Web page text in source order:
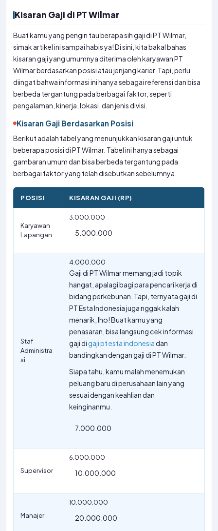
Kisaran Gaji di PT Wilmar
Buat kamu yang pengin tau berapa sih gaji di PT Wilmar,
simak artikel ini sampai habis ya! Di sini, kita bakal bahas
kisaran gaji yang umumnya diterima oleh karyawan PT
Wilmar berdasarkan posisi atau jenjang karier. Tapi, perlu
diingat bahwa informasi ini hanya sebagai referensi dan bisa
berbeda tergantung pada berbagai faktor, seperti
pengalaman, kinerja, lokasi, dan jenis divisi.
Kisaran Gaji Berdasarkan Posisi
Berikut adalah tabel yang menunjukkan kisaran gaji untuk
beberapa posisi di PT Wilmar. Tabel ini hanya sebagai
gambaran umum dan bisa berbeda tergantung pada
berbagai faktor yang telah disebutkan sebelumnya.
POSISI KISARAN GAJI (RP)
Karyawan
Lapangan
3.000.000
5.000.000
Staf
Administra
si
4.000.000
Gaji di PT Wilmar memang jadi topik
hangat, apalagi bagi para pencari kerja di
bidang perkebunan. Tapi, ternyata gaji di
PT Esta Indonesia juga nggak kalah
menarik, lho! Buat kamu yang
penasaran, bisa langsung cek informasi
gaji di gaji pt esta indonesiadan
bandingkan dengan gaji di PT Wilmar.
Siapa tahu, kamu malah menemukan
peluang baru di perusahaan lain yang
sesuai dengan keahlian dan
keinginanmu.
7.000.000
Supervisor
6.000.000
10.000.000
Manajer
10.000.000
20.000.000